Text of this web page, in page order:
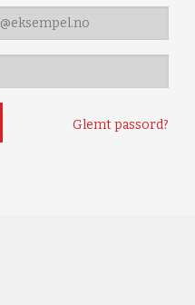
Glemt passord?